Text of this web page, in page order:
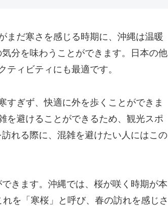
まだ寒さを感じる時期に、沖縄は温暖
分を味わうことができます。日本の他
ィビティにも最適です。
すぎず、快適に外を歩くことができま
を避けることができるため、観光スポ
れる際に、混雑を避けたい人にはこの
きます。沖縄では、桜が咲く時期が本
を「寒桜」と呼び、春の訪れを感じさ